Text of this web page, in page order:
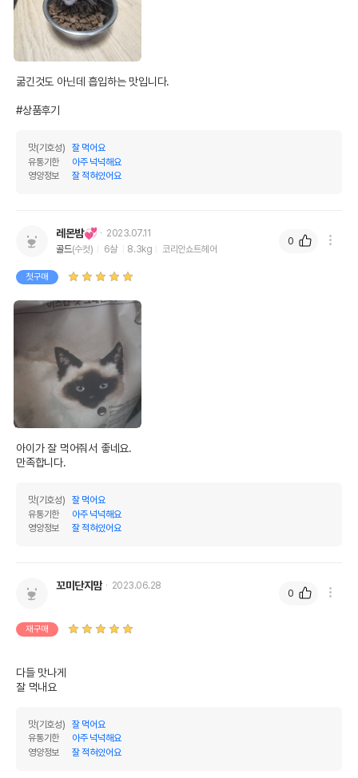
영양정보
조단백질
조지방
조섬유질
조회분
탄수화물
굶긴것도 아닌데 흡입하는 맛입니다.
#상품후기
맛(기호성)
잘 먹어요
유통기한
아주 넉넉해요
영양정보
잘 적혀있어요
레몬밤💞
2023.07.11
골드(수컷) 6살 8.3kg 코리안쇼트헤어
첫구매
아이가 잘 먹어줘서 좋네요.
만족합니다.
맛(기호성)
잘 먹어요
유통기한
아주 넉넉해요
영양정보
잘 적혀있어요
0
꼬미단지맘 2023.06.28
재구매
다들 맛나게
잘 먹내요
맛(기호성)
잘 먹어요
유통기한
아주 넉넉해요
영양정보
잘 적혀있어요
0